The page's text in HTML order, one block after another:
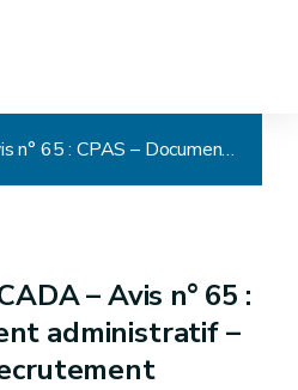
CADA – Avis n° 65 : CPAS – Document administratif – procédure de recrutement
– Avis n° 65 :
administratif –